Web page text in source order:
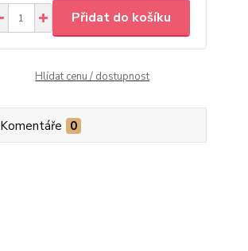
Přidat do košíku
Hlídat cenu / dostupnost
Komentáře 0